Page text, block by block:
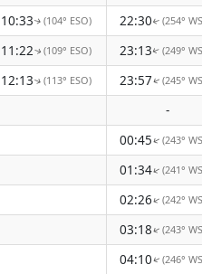
10:33↑(104° ESO) 22:30↑(254°
11:22↑(109° ESO) 23:13↑(249°
12:13↑(113° ESO) 23:57↑(245°
-
00:45↑(243°
01:34↑(241°
02:26↑(242°
03:18↑(243°
04:10↑(246°